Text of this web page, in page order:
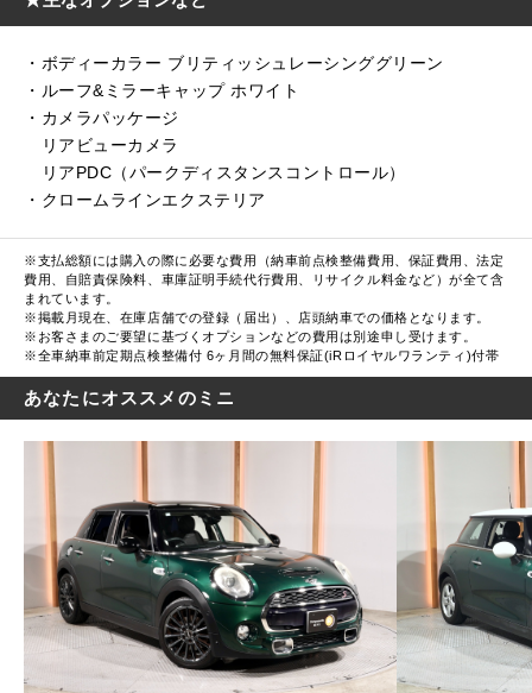
・ボディーカラー ブリティッシュレーシンググリーン
・ルーフ&ミラーキャップ ホワイト
・カメラパッケージ
リアビューカメラ
リアPDC（パークディスタンスコントロール）
・クロームラインエクステリア
※支払総額には購入の際に必要な費用（納車前点検整備費用、保証費用、法定
費用、自賠責保険料、車庫証明手続代行費用、リサイクル料金など）が全て含
まれています。
※掲載月現在、在庫店舗での登録（届出）、店頭納車での価格となります。
※お客さまのご要望に基づくオプションなどの費用は別途申し受けます。
※全車納車前定期点検整備付 6ヶ月間の無料保証(iRロイヤルワランティ)付帯
あなたにオススメのミニ